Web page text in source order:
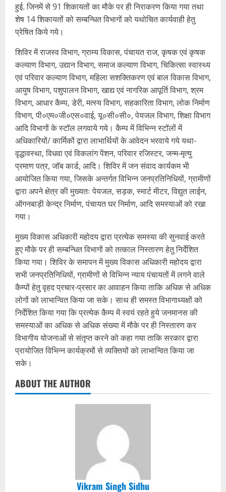
हुई. जिनमें से 91 शिकायतों का मौके पर ही निराकरण किया गया तथा
शेष 14 शिकायतों को सम्बन्धित विभागों को यथोचित कार्यवाही हेतु
प्रेषित किये गये।
शिविर में राजस्व विभाग, ग्राम्य विकास, पंचायत राज, कृषक एवं कृषक
कल्याण विभाग, उद्यान विभाग, समाज कल्याण विभाग, चिकित्सा स्वास्थ्य
एवं परिवार कल्याण विभाग, महिला सशक्तिकरण एवं बाल विकास विभाग,
आयुष विभाग, पशुपालन विभाग, खाद्य एवं नागरिक आपूर्ति विभाग, श्रम
विभाग, आधार कैम्प, डेरी, मत्स्य विभाग, सहकारिता विभाग, लोक निर्माण
विभाग, पी०एम०जी०एस०वाई, यू०सी०सी०, पेयजल विभाग, शिक्षा विभाग
आदि विभागों के स्टॉल लगवाये गये। कैम्प में विभिन्न स्टॉलों में
अधिकारियों/ कार्मिकों द्वारा लाभार्थियों के आवेदन भरवाये गये यथा-
वृद्धावस्था, विधवा एवं विकलांग पेंशन, परिवार रजिस्टर, जन्म-मृत्यु
प्रमाण पत्र, जॉब कार्ड, आदि। शिविर में जन संवाद कार्यकम भी
आयोजित किया गया, जिसके अन्तर्गत विभिन्न जनप्रतिनिधियों, ग्रामीणों
द्वारा अपने क्षेत्र की मुख्यतः पेयजल, सड़क, स्मार्ट मीटर, विद्युत लाईन,
ऑगनबाड़ी केन्द्र निर्माण, पंचायत घर निर्माण, आदि समस्याओं को रखा
गया।
मुख्य विकास अधिकारी महोदय द्वारा प्रत्येक समस्या की सुनवाई करते
हुए मौके पर ही सम्बन्धित विभागों को तत्काल निस्तारण हेतु निर्देशित
किया गया। शिविर के समापन में मुख्य विकास अधिकारी महोदय द्वारा
सभी जनप्रतिनिधियों, ग्रामीणों से विभिन्न न्याय पंचायतों में लगने वाले
कैम्पों हेतु वृहद प्रचार-प्रसार का आवाहन किया ताकि अधिक से अधिक
लोगों को लाभान्वित किया जा सके। साथ ही समस्त विभागाध्यक्षों को
निर्देशित किया गया कि प्रत्येक कैम्प में स्वयं रहते हुये जनमानस की
समस्याओं का अधिक से अधिक संख्या में मौके पर ही निस्तारण कर
विभागीय योजनाओं से संतृप्त करने को कहा गया ताकि सरकार द्वारा
प्रायोजित विभिन्न कार्यक्रमों से व्यक्तियों को लाभान्वित किया जा
सके।
ABOUT THE AUTHOR
Vikram Singh Sidhu